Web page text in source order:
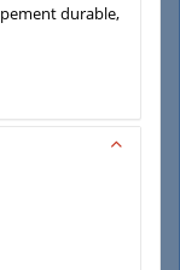
durable,